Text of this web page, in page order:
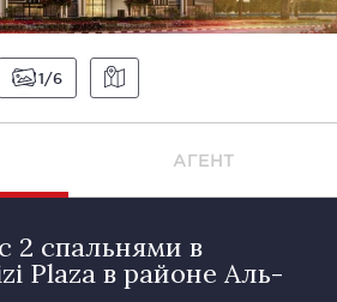
1 6
АГЕНТ
2 спальнями в
Plaza в районе Аль-